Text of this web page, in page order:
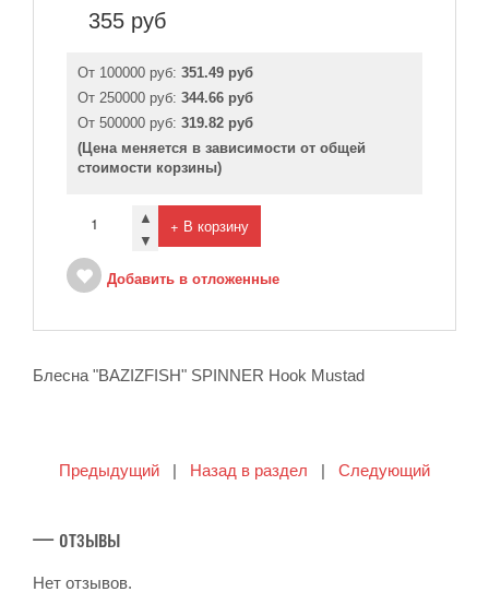
355 руб
От 100000 руб: 351.49 руб
От 250000 руб: 344.66 руб
От 500000 руб: 319.82 руб
(Цена меняется в зависимости от общей
стоимости корзины)
▲
▼
+ В корзину
Добавить в отложенные
Блесна "BAZIZFISH" SPINNER Hook Mustad
Предыдущий | Назад в раздел | Следующий
— отзывы
Нет отзывов.